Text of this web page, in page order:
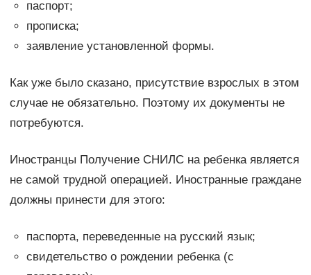
паспорт;
прописка;
заявление установленной формы.
Как уже было сказано, присутствие взрослых в этом
случае не обязательно. Поэтому их документы не
потребуются.
Иностранцы Получение СНИЛС на ребенка является
не самой трудной операцией. Иностранные граждане
должны принести для этого:
паспорта, переведенные на русский язык;
свидетельство о рождении ребенка (с